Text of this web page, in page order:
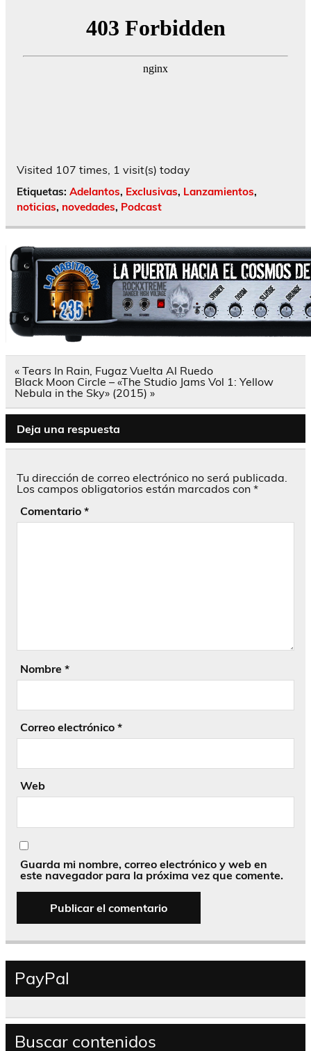
Visited 107 times, 1 visit(s) today
Etiquetas: Adelantos, Exclusivas, Lanzamientos,
noticias, novedades, Podcast
Navegación
de
entradas
« Tears In Rain, Fugaz Vuelta Al Ruedo
Black Moon Circle – «The Studio Jams Vol 1: Yellow
Nebula in the Sky» (2015) »
Deja una respuesta
Tu dirección de correo electrónico no será publicada.
Los campos obligatorios están marcados con *
Comentario *
Nombre *
Correo electrónico *
Web
Guarda mi nombre, correo electrónico y web en
este navegador para la próxima vez que comente.
PayPal
Buscar contenidos